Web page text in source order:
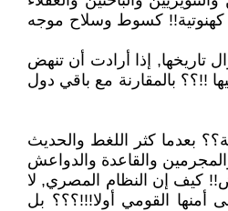
كهنوتية!! كسوط وسلاح موجه
إذا أرادت أن تنهض
!!؟؟ بالمقارنة مع باقي دول
بعدما كثر اللغط والحديث
والقاعدة والدواعش
كيف إن النظام المصري, لا
أمنها القومي أولا!!!؟؟؟ بل